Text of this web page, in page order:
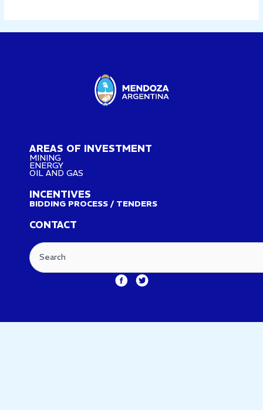
AREAS OF INVESTMENT
MINING
ENERGY
OIL AND GAS
INCENTIVES
BIDDING PROCESS / TENDERS
CONTACT
Search